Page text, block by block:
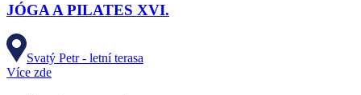
JÓGA A PILATES XVI.
Svatý Petr - letní terasa
Více zde